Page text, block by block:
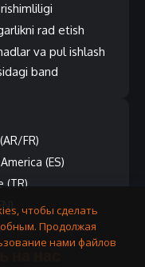
rad etish
va pul ishlash
band
FR)
(ES)
(TR)
чтобы сделать
Продолжая
нами файлов